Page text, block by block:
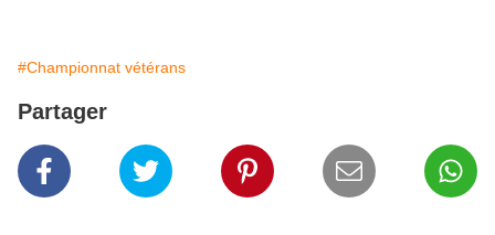
#Championnat vétérans
Partager